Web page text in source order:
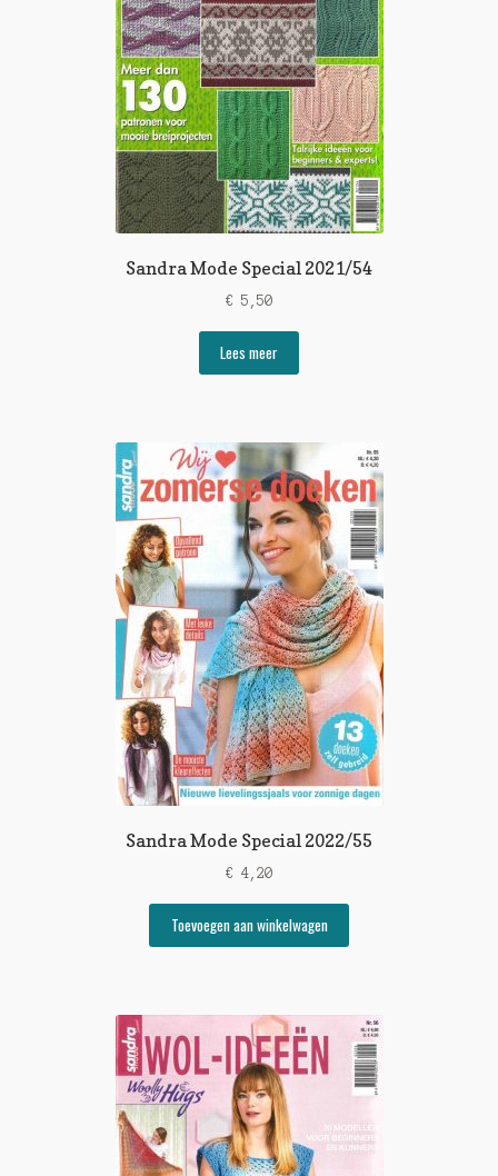
Sandra Mode Special 2021/54
€ 5,50
Lees meer
Sandra Mode Special 2022/55
€ 4,20
Toevoegen aan winkelwagen